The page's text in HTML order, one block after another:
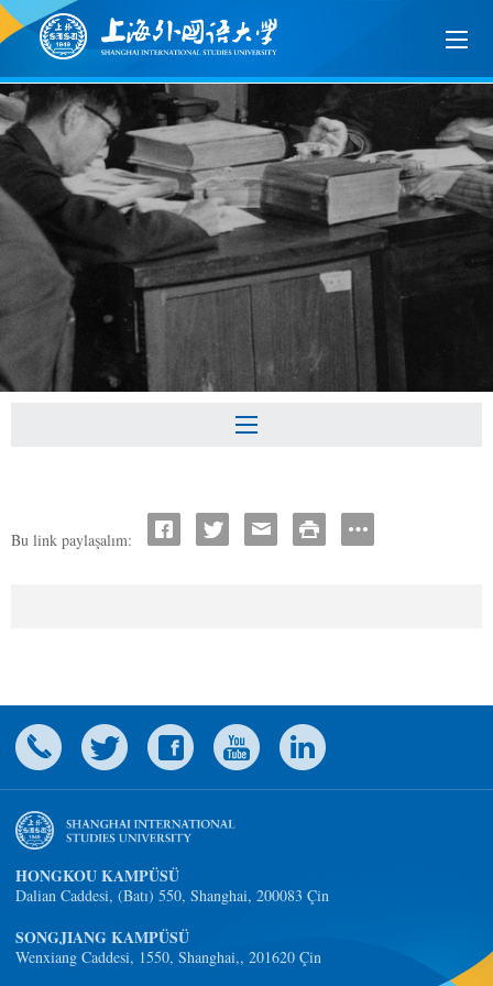
Bu link paylaşalım:
HONGKOU KAMPÜSÜ
Dalian Caddesi, (Batı) 550, Shanghai, 200083 Çin
SONGJIANG KAMPÜSÜ
Wenxiang Caddesi, 1550, Shanghai,, 201620 Çin